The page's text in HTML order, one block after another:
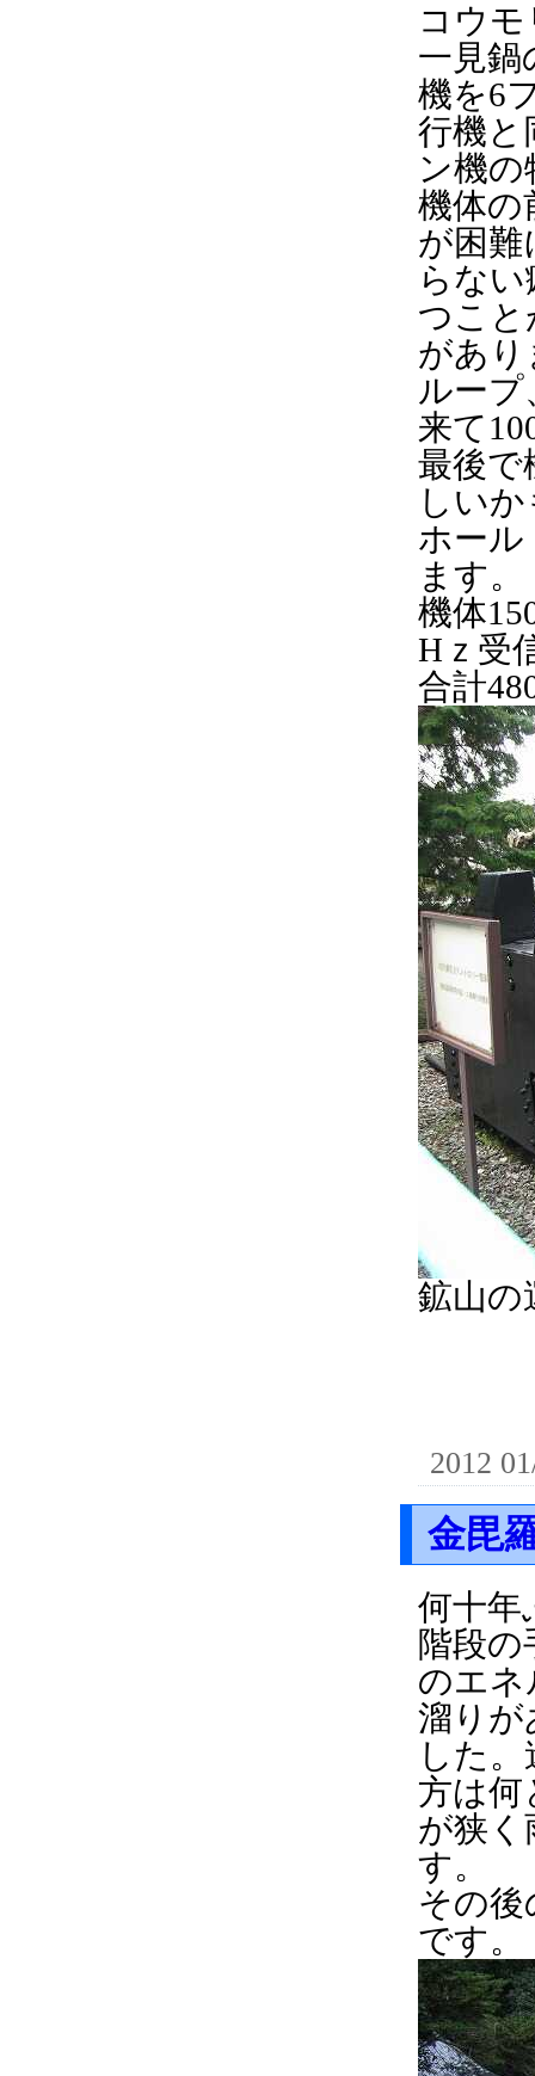
コウ
一見鍋
機を6
行機と
ン機
機体の
が困難
らな
つこと
があり
ルー
来て
最後で
しい
ホール
ます。
機体
Hｚ受
合計
鉱山の
2012
金毘
何十年
階段
のエネ
溜りが
した
方は何
が狭く
す。
その
です。